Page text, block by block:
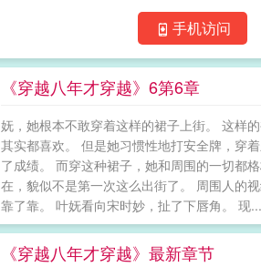
闹。”宋时妙补
收：《听说你想
积怨已久。谢止
啊？有怨吗？啊
人：？她们穿差
情侣今天又在偷
牌，居然不觉得
手机访问
《穿越八年才穿越》6第6章
妩，她根本不敢穿着这样的裙子上街。 这样
其实都喜欢。 但是她习惯性地打安全牌，穿
了成绩。 而穿这种裙子，她和周围的一切都
在，貌似不是第一次这么出街了。 周围人的
靠了靠。 叶妩看向宋时妙，扯了下唇角。 现...
《穿越八年才穿越》最新章节